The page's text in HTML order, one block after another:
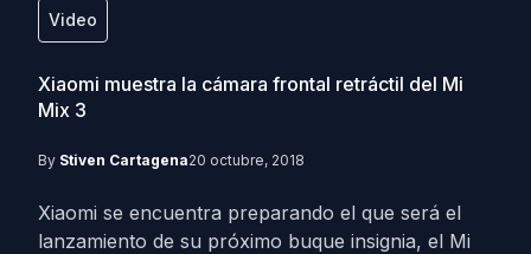
Video
Xiaomi muestra la cámara frontal retráctil del Mi
Mix 3
By Stiven Cartagena20 octubre, 2018
Xiaomi se encuentra preparando el que será el
lanzamiento de su próximo buque insignia, el Mi